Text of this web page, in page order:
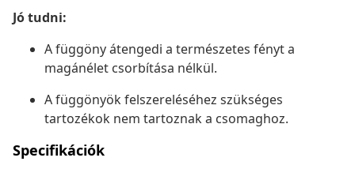
Jó tudni:
A függöny átengedi a természetes fényt a
magánélet csorbítása nélkül.
A függönyök felszereléséhez szükséges
tartozékok nem tartoznak a csomaghoz.
Specifikációk